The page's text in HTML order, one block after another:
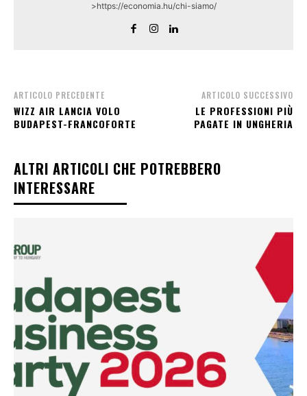
>https://economia.hu/chi-siamo/
ARTICOLO PRECEDENTE
WIZZ AIR LANCIA VOLO
BUDAPEST-FRANCOFORTE
ARTICOLO SUCCESSIVO
LE PROFESSIONI PIÙ
PAGATE IN UNGHERIA
ALTRI ARTICOLI CHE POTREBBERO
INTERESSARE